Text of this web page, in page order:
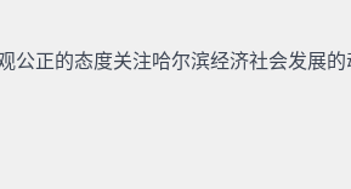
公正的态度关注哈尔滨经济社会发展